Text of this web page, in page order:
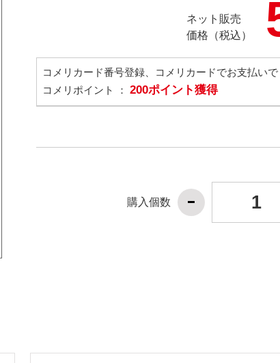
ネット販売
価格（税込）
コメリカード番号登録、コメリカードでお支払いで
コメリポイント ： 200ポイント獲得
購入個数